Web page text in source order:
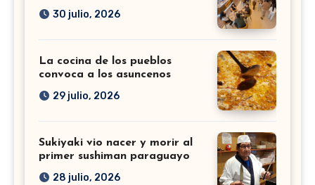
30 julio, 2026
La cocina de los pueblos
convoca a los asuncenos
29 julio, 2026
Sukiyaki vio nacer y morir al
primer sushiman paraguayo
28 julio, 2026